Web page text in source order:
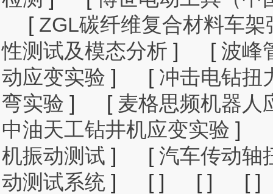
[ ZGL碳纤维复合材料车架
性测试及模态分析 ] [ 波峰
动应变实验 ] [ 冲击电钻扭
弯实验 ] [ 麦格思频机器人
中油天工钻井机应变实验 ]
机振动测试 ] [ 汽车传动轴
动测试系统 ] [ ] [ ]
[ ]